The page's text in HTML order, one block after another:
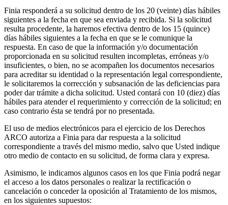
Finia responderá a su solicitud dentro de los 20 (veinte) días hábiles
siguientes a la fecha en que sea enviada y recibida. Si la solicitud
resulta procedente, la haremos efectiva dentro de los 15 (quince)
días hábiles siguientes a la fecha en que se le comunique la
respuesta. En caso de que la información y/o documentación
proporcionada en su solicitud resulten incompletas, erróneas y/o
insuficientes, o bien, no se acompañen los documentos necesarios
para acreditar su identidad o la representación legal correspondiente,
le solicitaremos la corrección y subsanación de las deficiencias para
poder dar trámite a dicha solicitud. Usted contará con 10 (diez) días
hábiles para atender el requerimiento y corrección de la solicitud; en
caso contrario ésta se tendrá por no presentada.
El uso de medios electrónicos para el ejercicio de los Derechos
ARCO autoriza a Finia para dar respuesta a la solicitud
correspondiente a través del mismo medio, salvo que Usted indique
otro medio de contacto en su solicitud, de forma clara y expresa.
Asimismo, le indicamos algunos casos en los que Finia podrá negar
el acceso a los datos personales o realizar la rectificación o
cancelación o conceder la oposición al Tratamiento de los mismos,
en los siguientes supuestos: